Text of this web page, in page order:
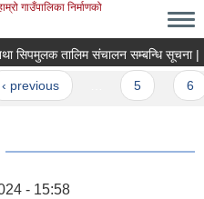
गाउँपालिका निर्माणको
सिपमुलक तालिम संचालन सम्बन्धि सूचना |
‹ previous
- 15:58